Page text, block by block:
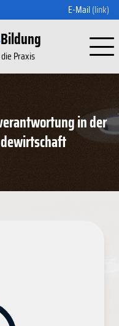
E-Mail(link)
Bildung
Praxis
in der